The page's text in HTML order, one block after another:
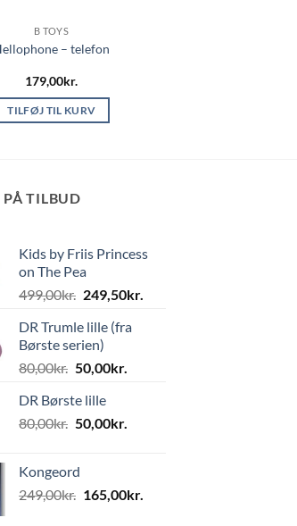
B TOYS
– telefon
179,00kr.
TILFØJ TIL KURV
PÅ TILBUD
Kids by Friis Princess
on The Pea
499,00kr. Den
pris
var:
499,00kr..
249,50kr.
DR Trumle lille (fra
Børste serien)
80,00kr. Den
pris
var:
50,00kr.
DR Børste lille
80,00kr. Den
var:
80,00kr..
50,00kr.
50,00kr..
Kongeord
249,00kr. Den
165,00kr.